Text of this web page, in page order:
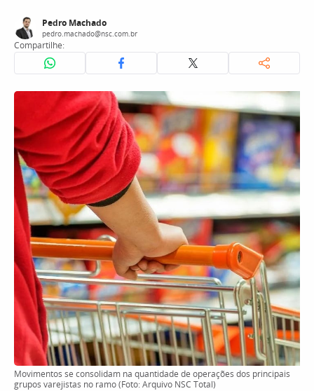
Pedro Machado
pedro.machado@nsc.com.br
Compartilhe:
Movimentos se consolidam na quantidade de operações dos principais
grupos varejistas no ramo (Foto: Arquivo NSC Total)